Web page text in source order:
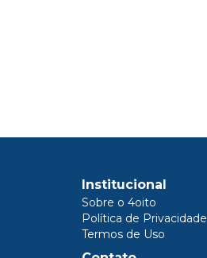
Institucional
Sobre o 4oito
Política de Privacidade
Termos de Uso